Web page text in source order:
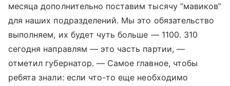
месяца дополнительно поставим тысячу “мавиков”
для наших подразделений. Мы это обязательство
выполняем, их будет чуть больше — 1100. 310
сегодня направлям — это часть партии, —
отметил губернатор. — Самое главное, чтобы
ребята знали: если что-то еще необходимо